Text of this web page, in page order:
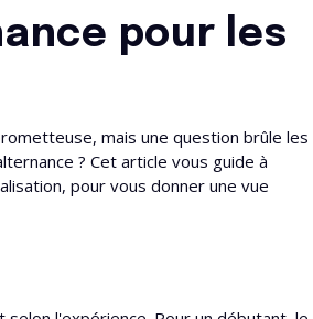
pour les
mais une question brûle les
? Cet article vous guide à
pour vous donner une vue